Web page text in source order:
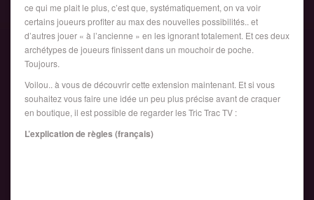
ce qui me plait le plus, c’est que, systématiquement, on va voir
certains joueurs profiter au max des nouvelles possibilités.. et
d’autres jouer « à l’ancienne » en les ignorant totalement. Et ces deux
archétypes de joueurs finissent dans un mouchoir de poche.
Toujours.
Voilou.. à vous de découvrir cette extension maintenant. Et si vous
souhaitez vous faire une idée un peu plus précise avant de craquer
en boutique, il est possible de regarder les Tric Trac TV :
L’explication de règles (français)